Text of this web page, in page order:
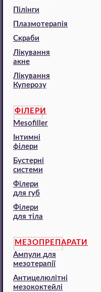
Пілінги
Плазмотерапія
Скраби
Лікування
акне
Лікування
Куперозу
ФІЛЕРИ
Mesofiller
Інтимні
філери
Бустерні
системи
Філери
для губ
Філери
для тіла
МЕЗОПРЕПАРАТИ
Ампули для
мезотерапії
Антицелюлітні
мезококтейлі